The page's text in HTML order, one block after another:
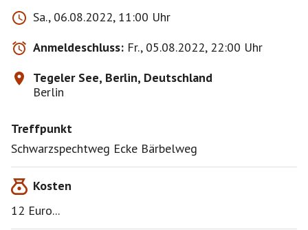
Sa., 06.08.2022, 11:00 Uhr
Anmeldeschluss: Fr., 05.08.2022, 22:00 Uhr
Tegeler See, Berlin, Deutschland
Berlin
Treffpunkt
Schwarzspechtweg Ecke Bärbelweg
Kosten
12 Euro...